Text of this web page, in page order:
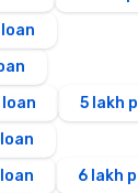
5 lakh
6 lakh